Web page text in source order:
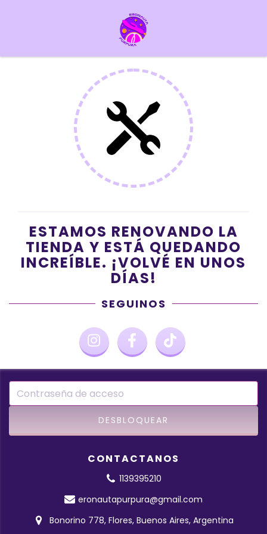
ESTAMOS RENOVANDO LA
TIENDA Y ESTÁ QUEDANDO
INCREÍBLE. ¡VOLVÉ EN UNOS
DÍAS!
SEGUINOS
CONTACTANOS
1139395210
eronautapurpura@gmail.com
Bonorino 778, Flores, Buenos Aires, Argentina